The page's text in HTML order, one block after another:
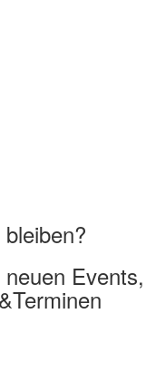
Events,